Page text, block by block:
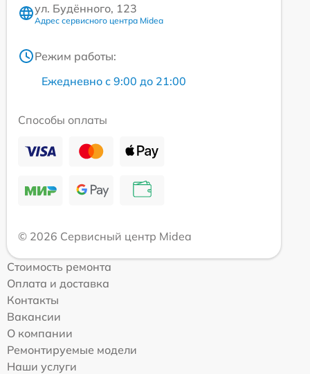
ул. Будённого, 123
Адрес сервисного центра Midea
Режим работы:
Ежедневно с 9:00 до 21:00
Способы оплаты
© 2026 Сервисный центр Midea
Стоимость ремонта
Оплата и доставка
Контакты
Вакансии
О компании
Ремонтируемые модели
Наши услуги